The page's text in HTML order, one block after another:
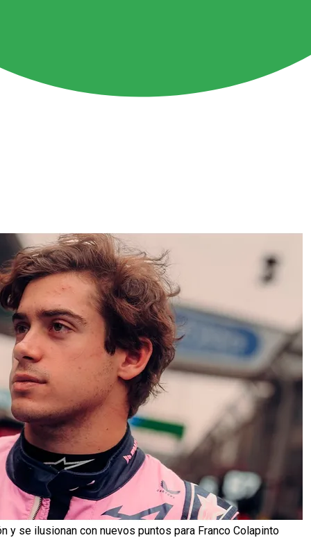
y se ilusionan con nuevos puntos para Franco Colapinto